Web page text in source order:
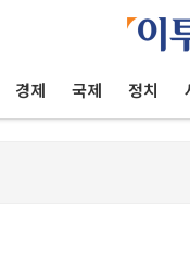
경제 국제 정치